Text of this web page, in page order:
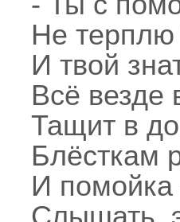
Не терплю
И твой
Всё везде
Тащит в
Блёсткам
И